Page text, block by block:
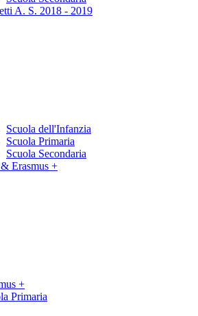
A. S. 2018 - 2019
Scuola dell'Infanzia
Scuola Primaria
Scuola Secondaria
Erasmus +
+
Primaria